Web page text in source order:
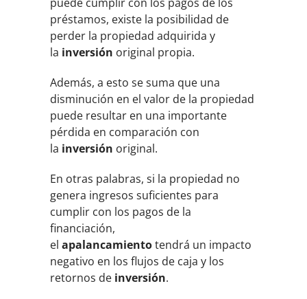
préstamos, existe la posibilidad de
perder la propiedad adquirida y
la inversión original propia.
Además, a esto se suma que una
disminución en el valor de la propiedad
puede resultar en una importante
pérdida en comparación con
la inversión original.
En otras palabras, si la propiedad no
genera ingresos suficientes para
cumplir con los pagos de la
financiación,
elapalancamientotendrá un impacto
negativo en los flujos de caja y los
retornos de inversión.